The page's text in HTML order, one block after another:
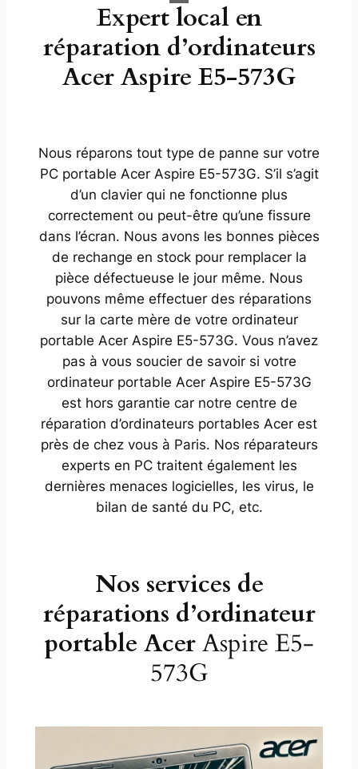
Expert local en
réparation d’ordinateurs
Acer Aspire E5-573G
Nous réparons tout type de panne sur votre
PC portable Acer Aspire E5-573G. S’il s’agit
d’un clavier qui ne fonctionne plus
correctement ou peut-être qu’une fissure
dans l’écran. Nous avons les bonnes pièces
de rechange en stock pour remplacer la
pièce défectueuse le jour même. Nous
pouvons même effectuer des réparations
sur la carte mère de votre ordinateur
portable Acer Aspire E5-573G. Vous n’avez
pas à vous soucier de savoir si votre
ordinateur portable Acer Aspire E5-573G
est hors garantie car notre centre de
réparation d’ordinateurs portables Acer est
près de chez vous à Paris. Nos réparateurs
experts en PC traitent également les
dernières menaces logicielles, les virus, le
bilan de santé du PC, etc.
Nos services de
réparations d’ordinateur
portable AcerAspire E5-
573G